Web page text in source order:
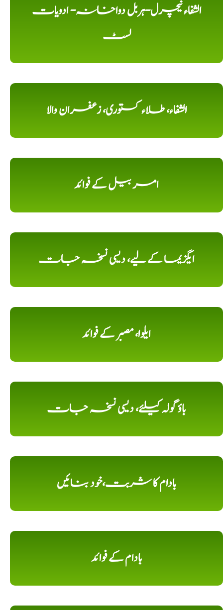
الشفاء نیچرل-ہربل دواخانہ- ادویات
لسٹ
الشفاء، طلاء کستوری، زعفران والا
امر بیل کے فوائد
ایگزیما کے لیے، دیسی نسخہ جات
ایلوا، مصبر کے فوائد
باؤ گولہ کیلئے، دیسی نسخہ جات
بادام کا شربت،خود بنائیں
بادام کے فوائد